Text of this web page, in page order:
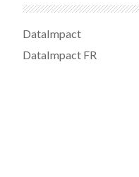
DataImpact
DataImpact FR